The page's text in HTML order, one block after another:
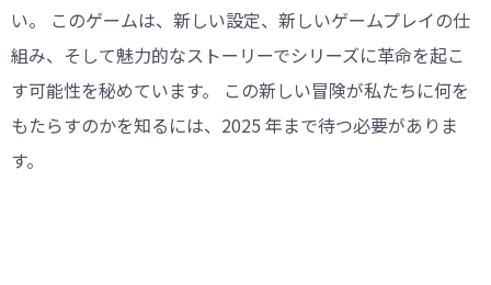
い。 このゲームは、新しい設定、新しいゲームプレイの仕
組み、そして魅力的なストーリーでシリーズに革命を起こ
す可能性を秘めています。 この新しい冒険が私たちに何を
もたらすのかを知るには、2025 年まで待つ必要がありま
す。